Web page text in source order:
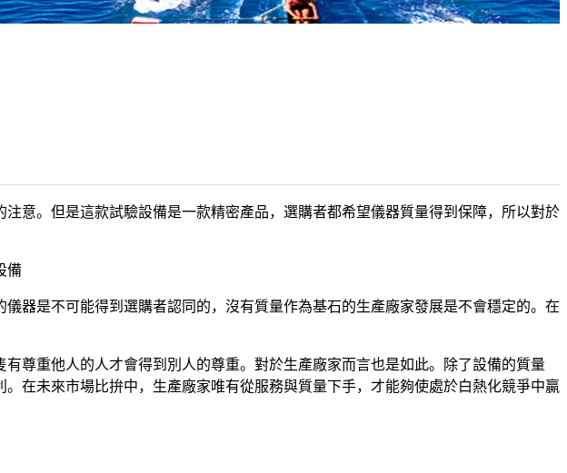
意。但是這款試驗設備是一款精密產品，選購者都希望儀器質量得到保障，所以對於
是不可能得到選購者認同的，沒有質量作為基石的生產廠家發展是不會穩定的。在
重他人的人才會得到別人的尊重。對於生產廠家而言也是如此。除了設備的質量
在未來市場比拚中，生產廠家唯有從服務與質量下手，才能夠使處於白熱化競爭中贏